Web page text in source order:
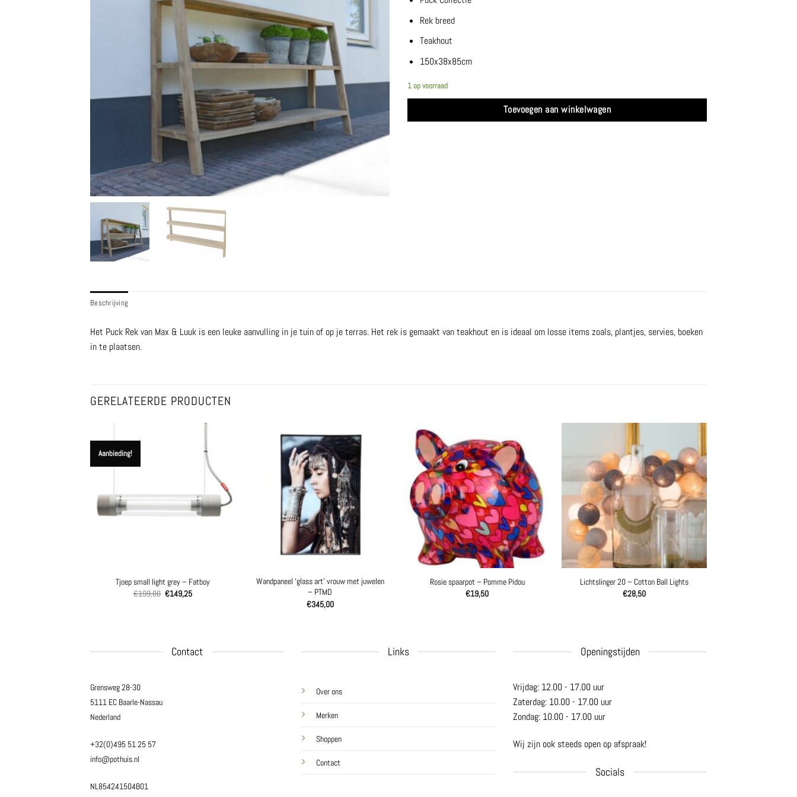
Rek breed
Teakhout
150x38x85cm
1 op voorraad
Toevoegen aan winkelwagen
Beschrijving
Het Puck Rek van Max & Luuk is een leuke aanvulling in je tuin of op je terras. Het rek is gemaakt van teakhout en is ideaal om losse items zoals, plantjes, servies, boeken
in te plaatsen.
GERELATEERDE PRODUCTEN
Aanbieding!
Tjoep small light grey – Fatboy
€199,00 Oorspronkelijke
€149,25Huidige
Wandpaneel ‘glass art’ vrouw met juwelen
– PTMD
€345,00
Rosie spaarpot – Pomme Pidou
€19,50
Lichtslinger 20 – Cotton Ball Lights
€28,50
Contact
Grensweg 28-30
5111 EC Baarle-Nassau
Nederland
+32(0)495 51 25 57
info@pothuis.nl
NL854241504B01
Links
Over ons
Merken
Shoppen
Contact
Openingstijden
Vrijdag: 12.00 - 17.00 uur
Zaterdag: 10.00 - 17.00 uur
Zondag: 10.00 - 17.00 uur
Wij zijn ook steeds open op afspraak!
Socials